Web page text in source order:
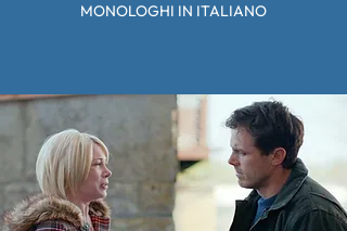
MONOLOGHI IN ITALIANO